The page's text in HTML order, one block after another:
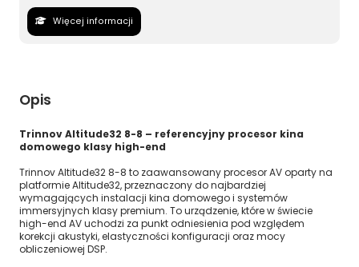
Więcej informacji
Opis
Trinnov Altitude32 8-8 – referencyjny procesor kina
domowego klasy high-end
Trinnov Altitude32 8-8 to zaawansowany procesor AV oparty na
platformie Altitude32, przeznaczony do najbardziej
wymagających instalacji kina domowego i systemów
immersyjnych klasy premium. To urządzenie, które w świecie
high-end AV uchodzi za punkt odniesienia pod względem
korekcji akustyki, elastyczności konfiguracji oraz mocy
obliczeniowej DSP.